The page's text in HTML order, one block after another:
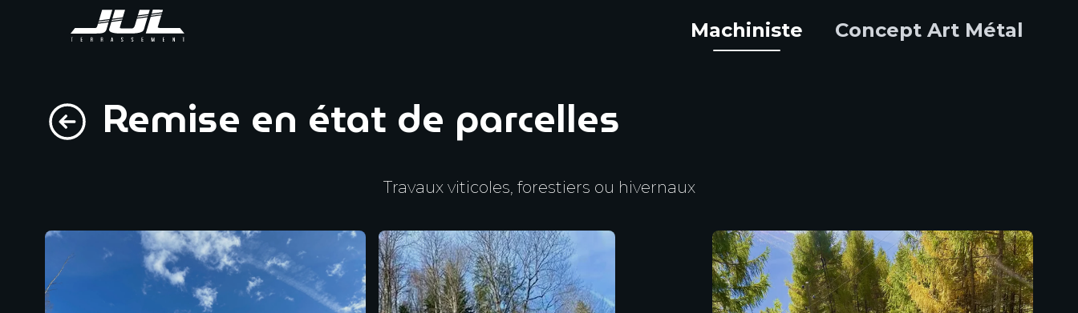
Machiniste Concept Art Métal
Remise en état de parcelles
Travaux viticoles, forestiers ou hivernaux